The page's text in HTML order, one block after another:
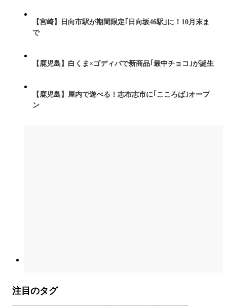
【宮崎】日向市駅が期間限定｢日向坂46駅｣に！10月末ま
で
【鹿児島】白くま×ゴディバで新商品｢最中チョコ｣が誕生
【鹿児島】屋内で遊べる！志布志市に｢こころば｣オープ
ン
注目のタグ